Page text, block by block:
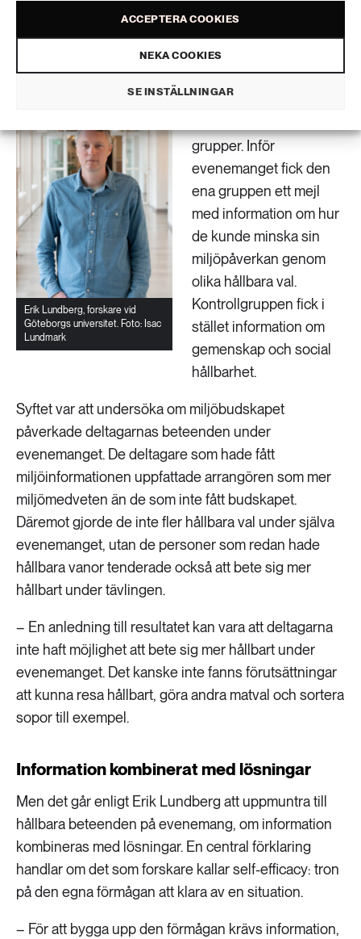
ACCEPTERA COOKIES
NEKA COOKIES
SE INSTÄLLNINGAR
deltagare i orienteringsevenemanget O-Ringen
reagerade på miljöbudskap från arrangören.
Erik Lundberg, forskare vid
Göteborgs universitet. Foto: Isac
Lundmark
Forskarna rekryterade
närmare 300 deltagare
grupper. Inför
evenemanget fick den
ena gruppen ett mejl
med information om hur
de kunde minska sin
miljöpåverkan genom
olika hållbara val.
Kontrollgruppen fick i
stället information om
gemenskap och social
hållbarhet.
Syftet var att undersöka om miljöbudskapet
påverkade deltagarnas beteenden under
evenemanget. De deltagare som hade fått
miljöinformationen uppfattade arrangören som mer
miljömedveten än de som inte fått budskapet.
Däremot gjorde de inte fler hållbara val under själva
evenemanget, utan de personer som redan hade
hållbara vanor tenderade också att bete sig mer
hållbart under tävlingen.
– En anledning till resultatet kan vara att deltagarna
inte haft möjlighet att bete sig mer hållbart under
evenemanget. Det kanske inte fanns förutsättningar
att kunna resa hållbart, göra andra matval och sortera
sopor till exempel.
Information kombinerat med lösningar
Men det går enligt Erik Lundberg att uppmuntra till
hållbara beteenden på evenemang, om information
kombineras med lösningar. En central förklaring
handlar om det som forskare kallar self-efficacy: tron
på den egna förmågan att klara av en situation.
– För att bygga upp den förmågan krävs information,